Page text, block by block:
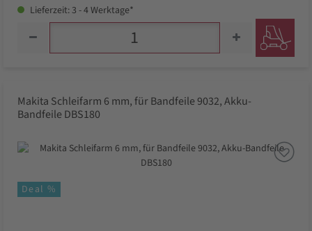
Lieferzeit: 3 - 4 Werktage*
Makita Schleifarm 6 mm, für Bandfeile 9032, Akku-
Bandfeile DBS180
Deal %